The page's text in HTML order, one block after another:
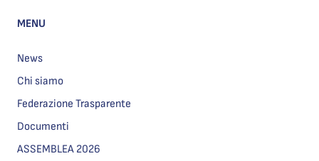
MENU
News
Chi siamo
Federazione Trasparente
Documenti
ASSEMBLEA 2026